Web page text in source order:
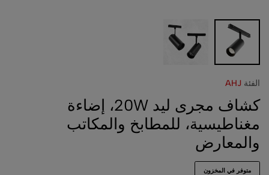
الفئة AHJ
كشاف مجرى ليد 20W، إضاءة
مغناطيسية، للمطابخ والمكاتب
والمعارض
متوفر في المخزون